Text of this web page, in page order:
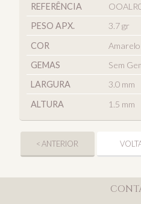
REFERÊNCIA
PESO APX.
3.7 gr
COR
Amarelo
GEMAS
Sem
LARGURA
3.0 mm
ALTURA
1.5 mm
< ANTERIOR